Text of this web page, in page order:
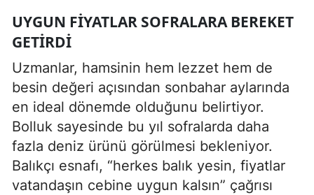
UYGUN FIYATLAR SOFRALARA BEREKET
GETIRDI
Uzmanlar, hamsinin hem lezzet hem de
besin değeri açısından sonbahar aylarında
en ideal dönemde olduğunu belirtiyor.
Bolluk sayesinde bu yıl sofralarda daha
fazla deniz ürünü görülmesi bekleniyor.
Balıkçı esnafı, “herkes balık yesin, fiyatlar
vatandaşın cebine uygun kalsın” çağrısı